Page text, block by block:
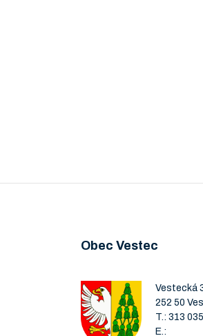
Obec Vestec
Vestecká
252 50
T.: 313
E.: